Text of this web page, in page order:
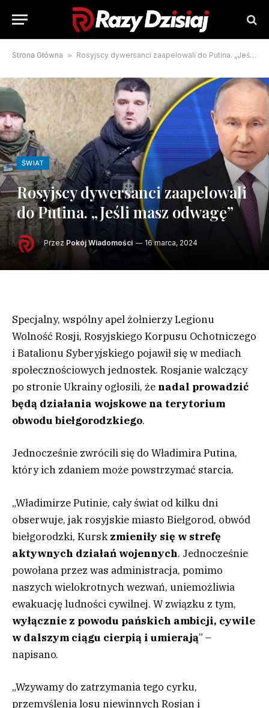
Strona Główna » Rosyjscy dywersanci zaapelowali do Putina. „Jeśli masz odwagę”
ŚWIAT
Rosyjscy dywersanci zaapelowali
do Putina. „Jeśli masz odwagę”
Przez Pokój Wiadomości 16 marca, 2024
Specjalny, wspólny apel żołnierzy Legionu
Wolność Rosji, Rosyjskiego Korpusu Ochotniczego
i Batalionu Syberyjskiego pojawił się w mediach
społecznościowych jednostek. Rosjanie walczący
po stronie Ukrainy ogłosili, że nadal prowadzić
będą działania wojskowe na terytorium
obwodu biełgorodzkiego.
Jednocześnie zwrócili się do Władimira Putina,
który ich zdaniem może powstrzymać starcia.
„Władimirze Putinie, cały świat od kilku dni
obserwuje, jak rosyjskie miasto Biełgorod, obwód
biełgorodzki, Kursk zmieniły się w strefę
aktywnych działań wojennych. Jednocześnie
powołana przez was administracja, pomimo
naszych wielokrotnych wezwań, uniemożliwia
ewakuację ludności cywilnej. W związku z tym,
wyłącznie z powodu pańskich ambicji, cywile
w dalszym ciągu cierpią i umierają” –
napisano.
„Wzywamy do zatrzymania tego cyrku,
przemyślenia losu niewinnych Rosjan i